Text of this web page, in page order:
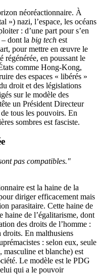
néoréactionnaire. À
») nazi, l’espace, les océans
: d’une part pour s’en
– dont la big tech est
pour mettre en œuvre le
régénérée, en poussant le
comme Hong-Kong,
des espaces « libérés »
droit et des législations
sur le modèle des
un Président Directeur
tous les pouvoirs. En
sombres est fasciste.
pas compatibles."
est la haine de la
diriger efficacement mais
parasitaire. Cette haine de
haine de l’égalitarisme, dont
des droits de l’homme :
droits. En malthusiens
: selon eux, seule
et blanche) est
Le modèle est le PDG
qui a le pouvoir